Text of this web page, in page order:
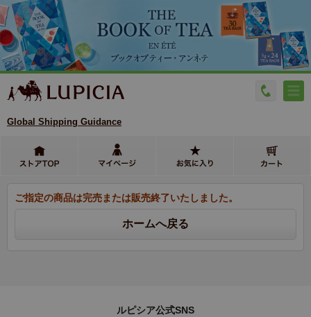
Global Shipping Guidance
ご指定の商品は完売または販売終了いたしました。
ルピシア公式SNS